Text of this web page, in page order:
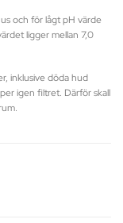
och för lågt pH värde
ligger mellan 7,0
inklusive döda hud
igen filtret. Därför skall